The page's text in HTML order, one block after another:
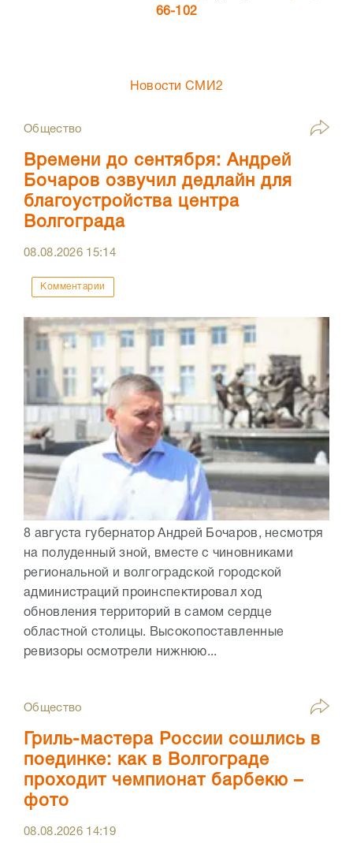
66-102
Новости СМИ2
Общество
Времени до сентября: Андрей
Бочаров озвучил дедлайн для
благоустройства центра
Волгограда
08.08.2026 15:14
Комментарии
8 августа губернатор Андрей Бочаров, несмотря
на полуденный зной, вместе с чиновниками
региональной и волгоградской городской
администраций проинспектировал ход
обновления территорий в самом сердце
областной столицы. Высокопоставленные
ревизоры осмотрели нижнюю...
Общество
Гриль-мастера России сошлись в
поединке: как в Волгограде
проходит чемпионат барбекю –
фото
08.08.2026 14:19